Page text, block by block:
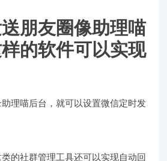
朋友圈像助理喵
的软件可以实现
理喵后台，就可以设置微信定时发
的社群管理工具还可以实现自动回